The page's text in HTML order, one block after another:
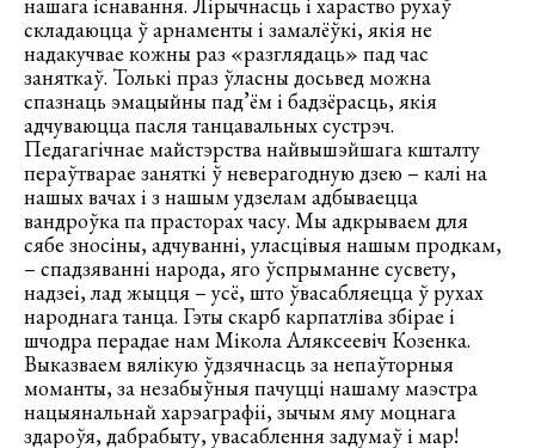
складаюцца ў арнаменты і замалёўкі, якія не
надакучвае кожны раз «разглядаць» пад час
заняткаў. Толькі праз ўласны досьвед можна
спазнаць эмацыйны пад’ём і бадзёрасць, якія
адчуваюцца пасля танцавальных сустрэч.
Педагагічнае майстэрства найвышэйшага кшталту
пераўтварае заняткі ў неверагодную дзею – калі на
нашых вачах і з нашым удзелам адбываецца
вандроўка па прасторах часу. Мы адкрываем для
сябе зносіны, адчуванні, уласцівыя нашым продкам,
– спадзяванні народа, яго ўспрыманне сусвету,
надзеі, лад жыцця – усё, што ўвасабляецца ў рухах
народнага танца. Гэты скарб карпатліва збірае і
шчодра перадае нам Мікола Аляксеевіч Козенка.
Выказваем вялікую ўдзячнасць за непаўторныя
моманты, за незабыўныя пачуцці нашаму маэстра
нацыянальнай харэаграфіі, зычым яму моцнага
здароўя, дабрабыту, увасаблення задумаў і мар!